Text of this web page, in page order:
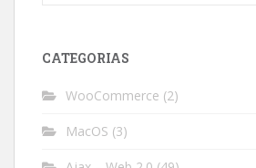
CATEGORIAS
WooCommerce (2)
MacOS (3)